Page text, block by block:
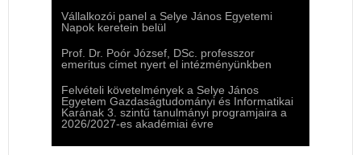
Vállalkozói panel a Selye János Egyetemi
Napok keretein belül
Prof. Dr. Poór József, DSc. professzor
emeritus címet nyert el intézményünkben
Felvételi követelmények a Selye János
Egyetem Gazdaságtudományi és Informatikai
Karának 3. szintű tanulmányi programjaira a
2026/2027-es akadémiai évre